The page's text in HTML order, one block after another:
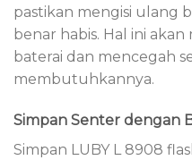
pastikan mengisi ulang
benar habis. Hal ini
baterai dan mencegah
membutuhkannya.
Simpan Senter dengan
Simpan LUBY L 8908